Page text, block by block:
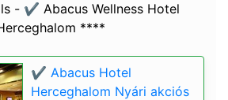
- ✔️ Abacus Wellness Hotel
****
✔️ Abacus Hotel
Herceghalom Nyári akciós